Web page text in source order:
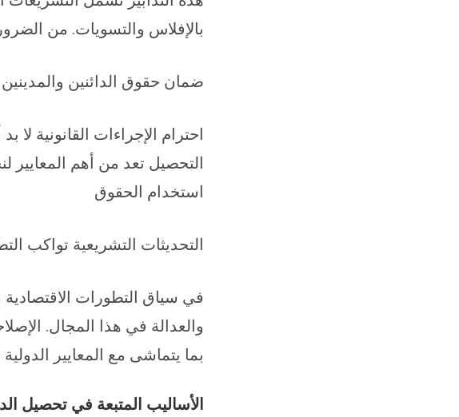
بالإفلاس والتسويات. من
ضمان حقوق الدائنين والمدينين
احترام الإجراءات القانونية
التحصيل تعد من أهم المعايير
استخدام الحقوق
التحديثات التشريعية تواكب
في سياق التطورات
والعدالة في هذا المجال.
بما يتماشى مع المعايير
الأساليب المتبعة في تحصيل